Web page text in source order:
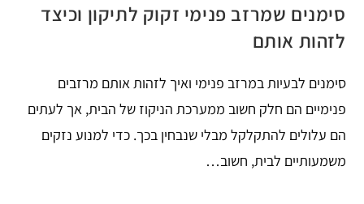
סימנים שמרזב פנימי זקוק לתיקון וכיצד
לזהות אותם
סימנים לבעיות במרזב פנימי ואיך לזהות אותם מרזבים
פנימיים הם חלק חשוב ממערכת הניקוז של הבית, אך לעתים
הם עלולים להתקלקל מבלי שנבחין בכך. כדי למנוע נזקים
משמעותיים לבית, חשוב…